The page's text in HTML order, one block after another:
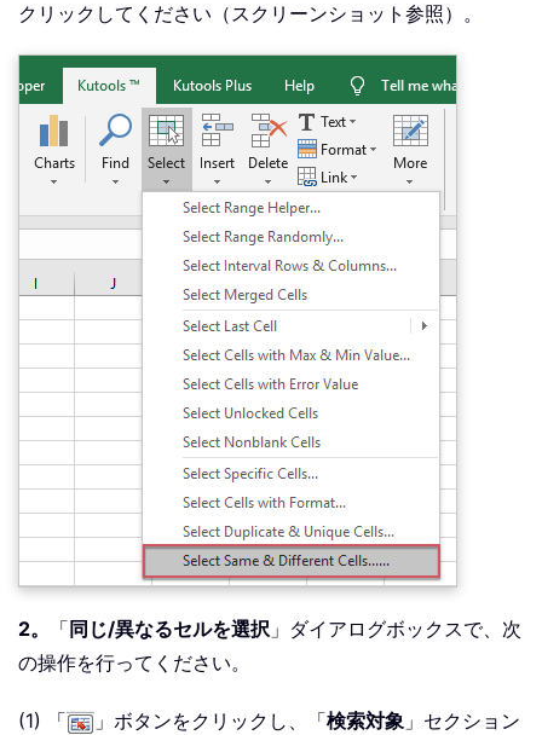
クリックしてください（スクリーンショット参照）。
2。 「 同じ/異なるセルを選択 」ダイアログボックスで、次
の操作を行ってください。
(1) 「 」ボタンをクリックし、「検索対象 」セクション